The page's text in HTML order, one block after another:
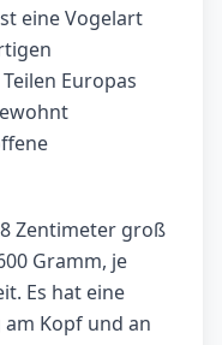
eine Vogelart
Europas
Zentimeter groß
Gramm, je
Es hat eine
Kopf und an